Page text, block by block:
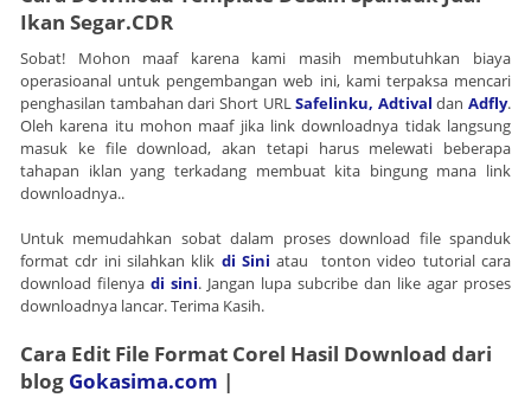
Ikan Segar.CDR
Sobat! Mohon maaf karena kami masih membutuhkan biaya
operasioanal untuk pengembangan web ini, kami terpaksa mencari
penghasilan tambahan dari Short URLSafelinku, Adtival dan Adfly.
Oleh karena itu mohon maaf jika link downloadnya tidak langsung
masuk ke file download, akan tetapi harus melewati beberapa
tahapan iklan yang terkadang membuat kita bingung mana link
downloadnya..
Untuk memudahkan sobat dalam proses download file spanduk
format cdr ini silahkan klik di Sini atau tonton video tutorial cara
download filenya di sini. Jangan lupa subcribe dan like agar proses
downloadnya lancar. Terima Kasih.
Cara Edit File Format Corel Hasil Download dari
blog Gokasima.com |